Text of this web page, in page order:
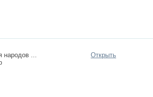
народов ...
Открыть